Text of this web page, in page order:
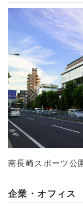
南長崎スポーツ公
企業・オフィス